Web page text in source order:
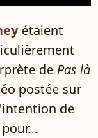
étaient
de Pas là
postée sur
de